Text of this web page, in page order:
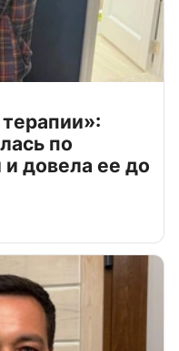
по
довела ее до